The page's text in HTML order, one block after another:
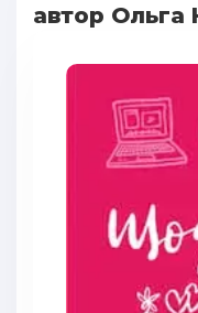
автор Ольга